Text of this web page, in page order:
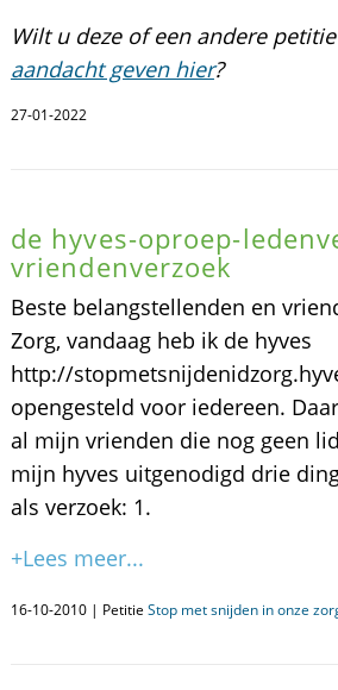
Wilt u deze of een andere
aandacht geven hier?
27-01-2022
de hyves-oproep-
vriendenverzoek
Beste belangstellenden en
Zorg, vandaag heb ik de hyves
http://
opengesteld voor iedereen.
al mijn vrienden die nog geen
mijn hyves uitgenodigd drie
als verzoek: 1.
+Lees meer...
16-10-2010 | Petitie Stop met snijden in onze